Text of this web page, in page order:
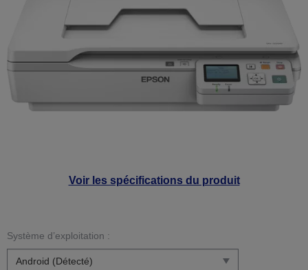
Voir les spécifications du produit
Système d’exploitation :